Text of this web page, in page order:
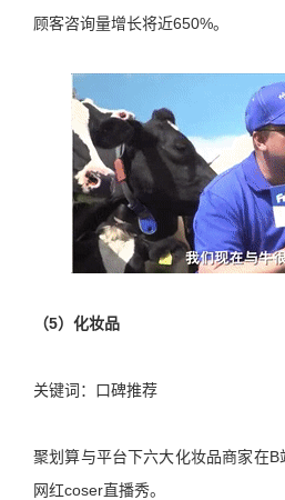
顾客咨询量增长将近650%。
（5）化妆品
关键词：口碑推荐
聚划算与平台下六大化妆品商家在B
网红coser直播秀。